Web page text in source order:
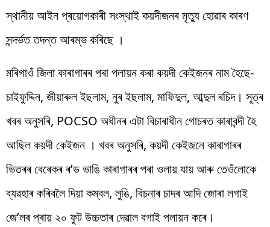
স্থানীয় আইন প্ৰয়োগকাৰী সংস্থাই কয়দীজনৰ মৃত্যু হোৱাৰ কাৰণ
সন্দৰ্ভত তদন্ত আৰম্ভ কৰিছে ।
মৰিগাওঁ জিলা কাৰাগাৰৰ পৰা পলায়ন কৰা কয়দী কেইজনৰ নাম হৈছে-
চাইফুদ্দিন, জীয়াৰুল ইছলাম, নুৰ ইছলাম, মাফিদুল, আব্দুল ৰচিদ। সূত্ৰ
খবৰ অনুসৰি, POCSO অধীনৰ এটা বিচাৰাধীন গোচৰত কাৰাবন্দী হৈ
আছিল কয়দী কেইজন । খবৰ অনুসৰি, কয়দী কেইজনে কাৰাগাৰৰ
ভিতৰৰ বেৰেকৰ ৰ’ড ভাঙি কাৰাগাৰৰ পৰা ওলায় যায় আৰু তেওঁলোকে
ব্যৱহাৰ কৰিবলৈ দিয়া কম্বল, লুঙি, বিচনাৰ চাদৰ আদি জোৰা লগাই
জে’লৰ প্ৰায় ২০ ফুট উচ্চতাৰ দেৱাল বগাই পলায়ন কৰে।